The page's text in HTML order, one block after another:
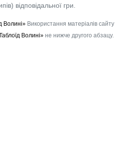
відповідальної гри.
Волині» Використання матеріалів сайту
Волині»не нижче другого абзацу.